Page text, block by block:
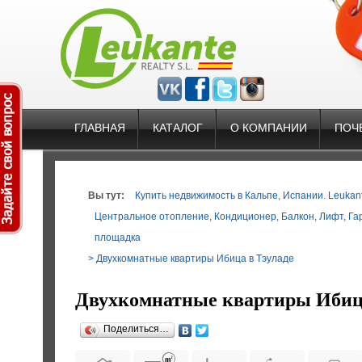
ГЛАВНАЯ КАТАЛОГ О КОМПАНИИ
Вы тут:
Купить недвижимость в Кальпе, Испании.
Центральное отопление, Кондиционер, Балкон, Лифт,
площадка
> Двухкомнатные квартиры Ибица в Тэуладе
Двухкомнатные квартиры
Поделиться…